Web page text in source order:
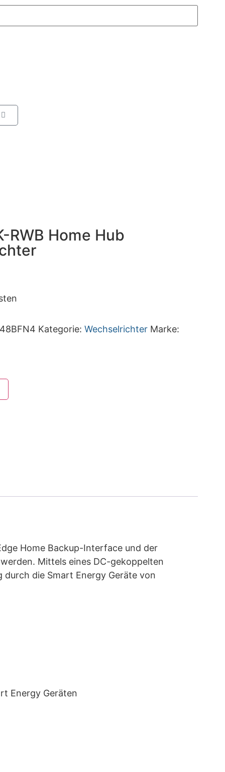
RWB Home Hub
Kategorie: Wechselrichter Marke:
Home Backup-Interface und der
Mittels eines DC-gekoppelten
die Smart Energy Geräte von
Energy Geräten